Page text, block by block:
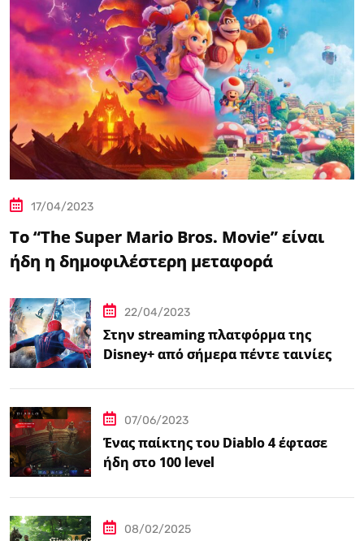
17/04/2023
Το “The Super Mario Bros. Movie” είναι
ήδη η δημοφιλέστερη μεταφορά
22/04/2023
Στην streaming πλατφόρμα της
Disney+ από σήμερα πέντε ταινίες
07/06/2023
Ένας παίκτης του Diablo 4 έφτασε
ήδη στο 100 level
08/02/2025